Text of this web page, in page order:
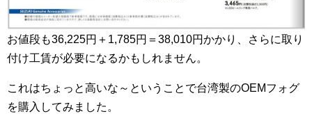
お値段も36,225円＋1,785円＝38,010円かかり、さらに取り
付け工賃が必要になるかもしれません。
これはちょっと高いな～ということで台湾製のOEMフォグ
を購入してみました。